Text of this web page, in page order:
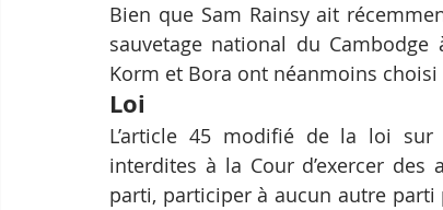
Bien que Sam Rainsy ait
sauvetage national du
Korm et Bora ont néanmoins choisi
Loi
L’article 45 modifié de la loi
interdites à la Cour d’exercer
parti, participer à aucun autre